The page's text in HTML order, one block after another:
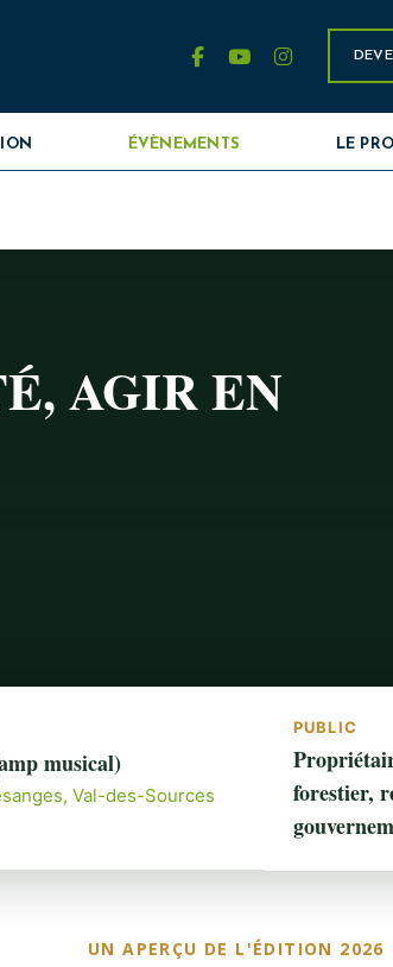
facebook
youtubeinstagram
ÉVÈNEMENTS LE
AGIR EN
musical)
Val-des-Sources
PUBLIC
forestier,
UN APERÇU DE L'ÉDITION 2026